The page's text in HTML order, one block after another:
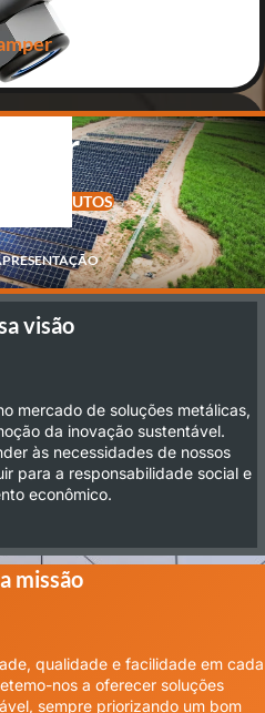
PRODUTOS
visão
mercado de soluções metálicas,
da inovação sustentável.
às necessidades de nossos
para a responsabilidade social e
econômico.
missão
qualidade e facilidade em cada
nos a oferecer soluções
sempre priorizando um bom